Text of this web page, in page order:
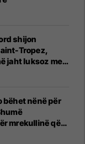
shijon
Tropez,
jaht luksoz me
bëhet nënë për
mrekullinë që
meje